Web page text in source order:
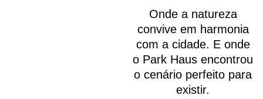
Onde a natureza
convive em harmonia
com a cidade. E onde
o Park Haus encontrou
o cenário perfeito para
existir.